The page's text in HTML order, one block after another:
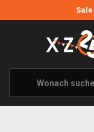
ANGEBOTE
ALLE MARKEN
XZONE
KLEIDUNG &